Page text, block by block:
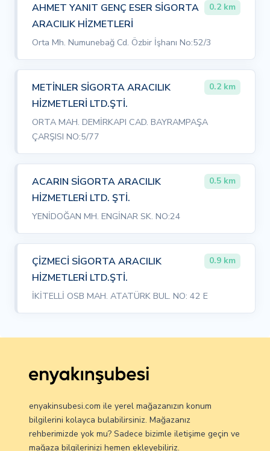
AHMET YANIT GENÇ ESER SİGORTA
ARACILIK HİZMETLERİ
0.2 km
Orta Mh. Numunebağ Cd. Özbir İşhanı No:52/3
METİNLER SİGORTA ARACILIK
HİZMETLERİ LTD.ŞTİ.
0.2 km
ORTA MAH. DEMİRKAPI CAD. BAYRAMPAŞA
ÇARŞISI NO:5/77
ACARIN SİGORTA ARACILIK
HİZMETLERİ LTD. ŞTİ.
0.5 km
YENİDOĞAN MH. ENGİNAR SK. NO:24
ÇİZMECİ SİGORTA ARACILIK
HİZMETLERİ LTD.ŞTİ.
0.9 km
İKİTELLİ OSB MAH. ATATÜRK BUL. NO: 42 E
enyakinsubesi.com ile yerel mağazanızın konum
bilgilerini kolayca bulabilirsiniz. Mağazanız
rehberimizde yok mu? Sadece bizimle iletişime geçin ve
mağaza bilgilerinizi hemen ekleyebiliriz.